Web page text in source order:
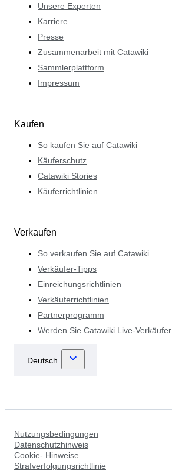
Unsere Experten
Karriere
Presse
Zusammenarbeit mit Catawiki
Sammlerplattform
Impressum
Kaufen
So kaufen Sie auf Catawiki
Käuferschutz
Catawiki Stories
Käuferrichtlinien
Verkaufen
So verkaufen Sie auf Catawiki
Verkäufer-Tipps
Einreichungsrichtlinien
Verkäuferrichtlinien
Partnerprogramm
Werden Sie Catawiki Live-Verkäufer
Nutzungsbedingungen
Datenschutzhinweis
Cookie- Hinweise
Strafverfolgungsrichtlinie